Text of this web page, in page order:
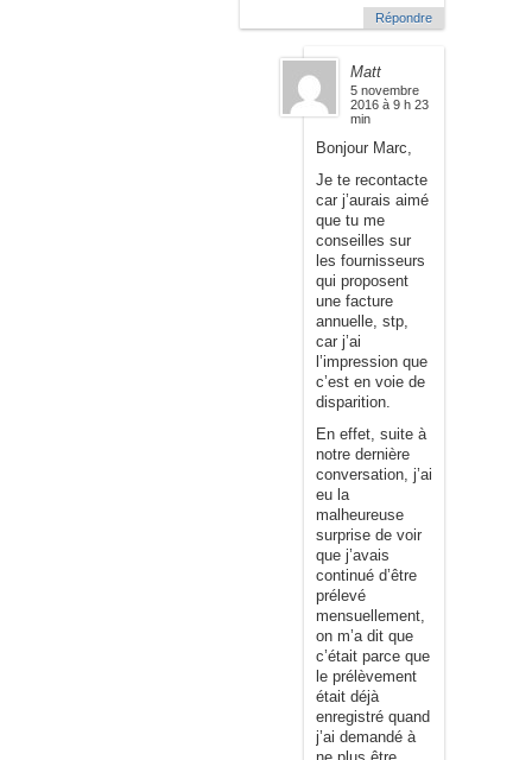
Répondre
Matt
5 novembre
2016 à 9 h 23
min
Bonjour Marc,
Je te recontacte
car j’aurais aimé
que tu me
conseilles sur
les fournisseurs
qui proposent
une facture
annuelle, stp,
car j’ai
l’impression que
c’est en voie de
disparition.
En effet, suite à
notre dernière
conversation, j’ai
eu la
malheureuse
surprise de voir
que j’avais
continué d’être
prélevé
mensuellement,
on m’a dit que
c’était parce que
le prélèvement
était déjà
enregistré quand
j’ai demandé à